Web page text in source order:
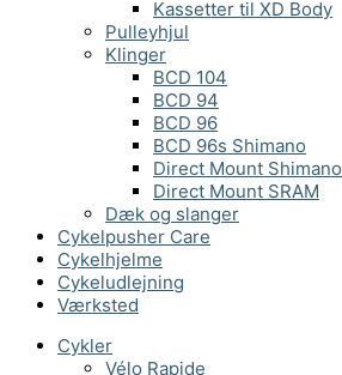
Kassetter til XD Body
Pulleyhjul
Klinger
BCD 104
BCD 94
BCD 96
BCD 96s Shimano
Direct Mount Shimano
Direct Mount SRAM
Dæk og slanger
Cykelpusher Care
Cykelhjelme
Cykeludlejning
Værksted
Cykler
Vélo Rapide